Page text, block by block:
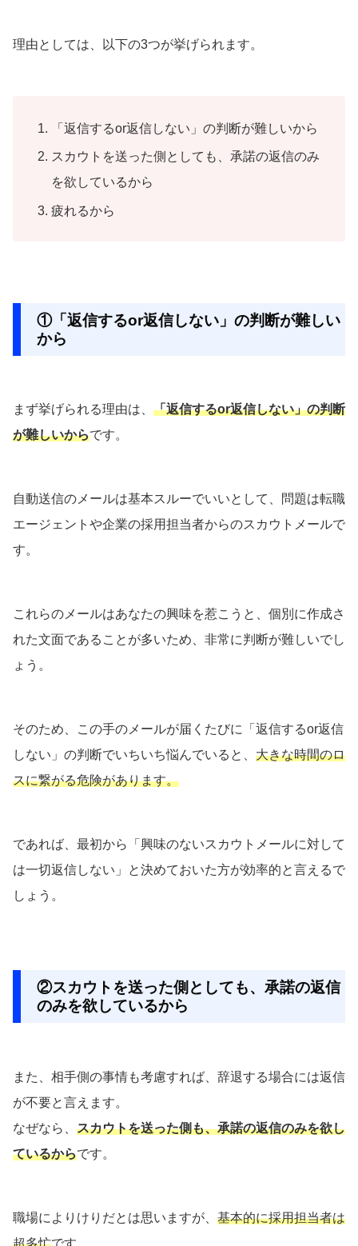
理由としては、以下の3つが挙げられます。
「返信するor返信しない」の判断が難しいから
スカウトを送った側としても、承諾の返信のみ
を欲しているから
疲れるから
①「返信するor返信しない」の判断が難しい
から
まず挙げられる理由は、 「返信するor返信しない」の判断
が難しいからです。
自動送信のメールは基本スルーでいいとして、問題は転職
エージェントや企業の採用担当者からのスカウトメールで
す。
これらのメールはあなたの興味を惹こうと、個別に作成さ
れた文面であることが多いため、非常に判断が難しいでし
ょう。
そのため、この手のメールが届くたびに「返信するor返信
しない」の判断でいちいち悩んでいると、 大きな時間のロ
スに繋がる危険があります。
であれば、最初から「興味のないスカウトメールに対して
は一切返信しない」と決めておいた方が効率的と言えるで
しょう。
②スカウトを送った側としても、承諾の返信
のみを欲しているから
また、相手側の事情も考慮すれば、辞退する場合には返信
が不要と言えます。
なぜなら、 スカウトを送った側も、承諾の返信のみを欲し
ているからです。
職場によりけりだとは思いますが、 基本的に採用担当者は
超多忙です。